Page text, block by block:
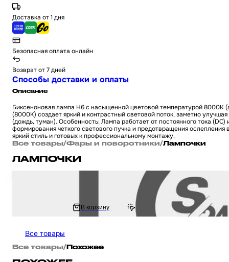
Доставка от 1 дня
Безопасная оплата онлайн
Возврат от 7 дней
Способы доставки и оплаты
Описание
Биксеноновая лампа H6 с насыщенной цветовой температурой 8000К
(8000К) создает яркий и контрастный световой поток, заметно
(дождь, туман). Особенность: Лампа работает от постоянного тока
формирования четкого светового пучка и предотвращения
яркий стиль и готовых к профессиональному монтажу.
Все товары/Фары и поворотники/Лампочки
ЛАМПОЧКИ
Лампа фары диодная для мототехники универсальная T5 (пара) (синяя,
В корзину
Все товары
Все товары/Похожее